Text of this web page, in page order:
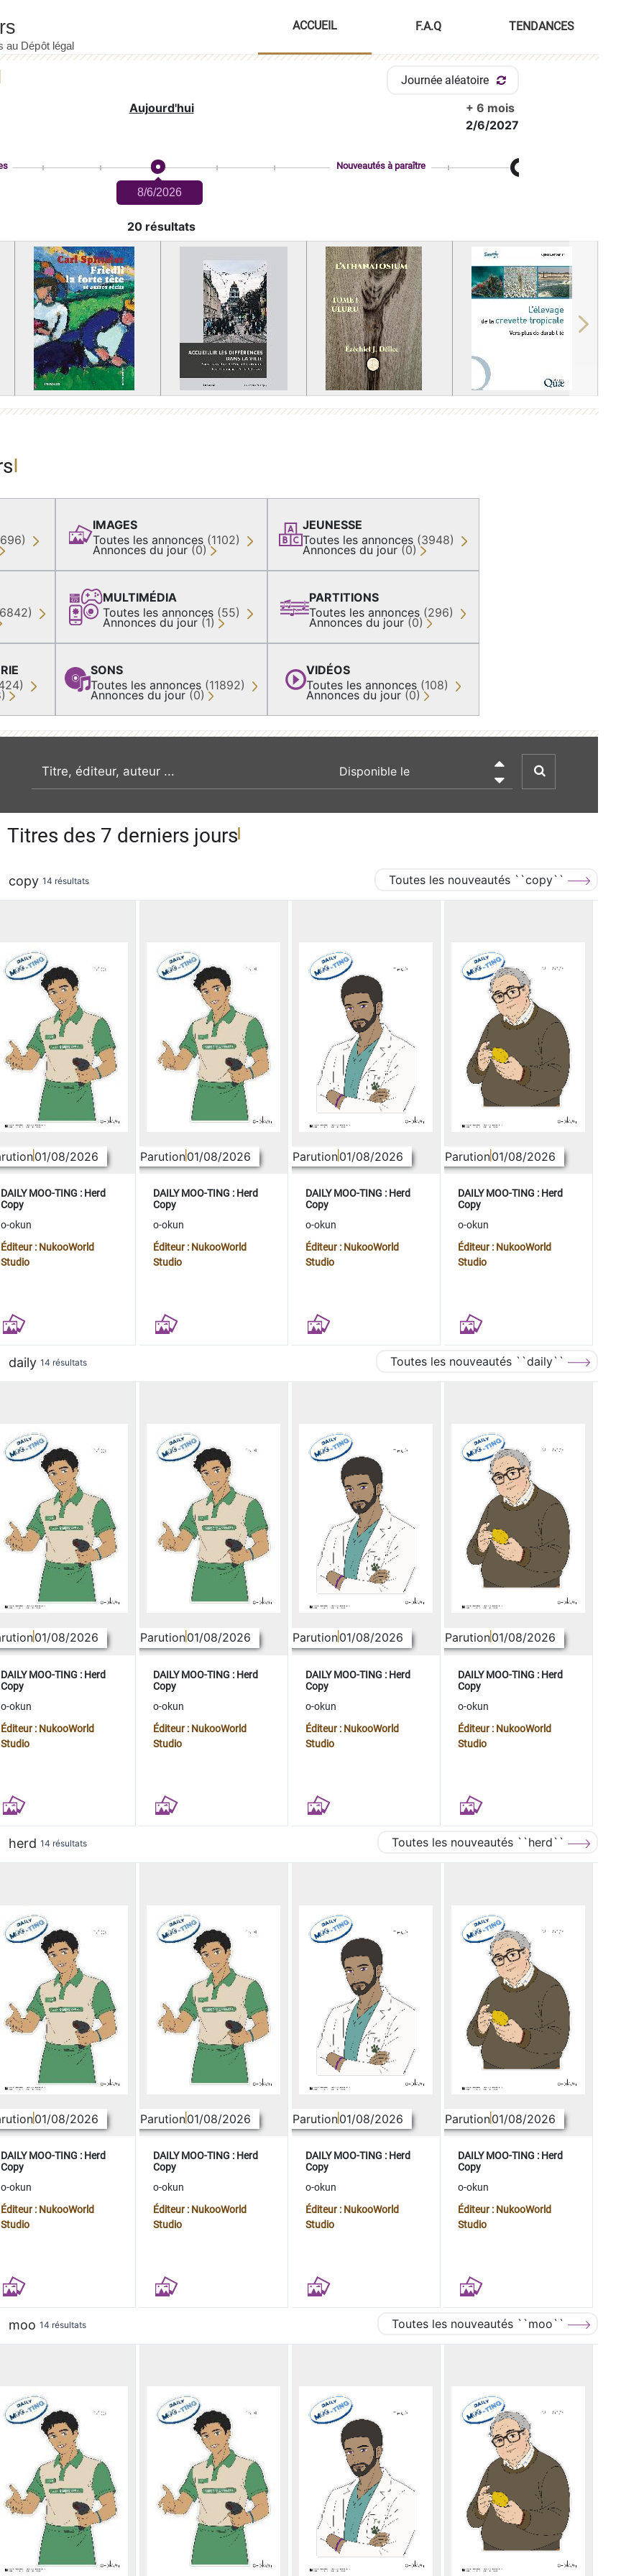
ACCUEIL F.A.Q TENDANCES
Journée aléatoire
Aujourd'hui
+ 6 mois
2/6/2027
8/6/2026
Nouveautés à paraître
20 résultats
Next
IMAGES
Toutes les annonces (1102)
Annonces du jour (0)
MULTIMÉDIA
Toutes les annonces (55)
Annonces du jour (1)
SONS
Toutes les annonces (11892)
Annonces du jour (0)
JEUNESSE
Toutes les annonces (3948)
Annonces du jour (0)
PARTITIONS
Toutes les annonces (296)
Annonces du jour (0)
VIDÉOS
Toutes les annonces (108)
Annonces du jour (0)
recherche par mot clé

Titres des 7 derniers jours
copy 14 résultats Toutes les nouveautés ``copy``
01/08/2026
DAILY MOO-TING : Herd
Copy
o-okun
Éditeur : NukooWorld
Studio
Parution01/08/2026
DAILY MOO-TING : Herd
Copy
o-okun
Éditeur : NukooWorld
Studio
Parution01/08/2026
DAILY MOO-TING : Herd
Copy
o-okun
Éditeur : NukooWorld
Studio
Parution01/08/2026
DAILY MOO-TING : Herd
Copy
o-okun
Éditeur : NukooWorld
Studio
daily 14 résultats Toutes les nouveautés ``daily``
01/08/2026
DAILY MOO-TING : Herd
Copy
o-okun
Éditeur : NukooWorld
Studio
Parution01/08/2026
DAILY MOO-TING : Herd
Copy
o-okun
Éditeur : NukooWorld
Studio
Parution01/08/2026
DAILY MOO-TING : Herd
Copy
o-okun
Éditeur : NukooWorld
Studio
Parution01/08/2026
DAILY MOO-TING : Herd
Copy
o-okun
Éditeur : NukooWorld
Studio
herd 14 résultats Toutes les nouveautés ``herd``
01/08/2026
DAILY MOO-TING : Herd
Copy
o-okun
Éditeur : NukooWorld
Studio
Parution01/08/2026
DAILY MOO-TING : Herd
Copy
o-okun
Éditeur : NukooWorld
Studio
Parution01/08/2026
DAILY MOO-TING : Herd
Copy
o-okun
Éditeur : NukooWorld
Studio
Parution01/08/2026
DAILY MOO-TING : Herd
Copy
o-okun
Éditeur : NukooWorld
Studio
moo 14 résultats Toutes les nouveautés ``moo``